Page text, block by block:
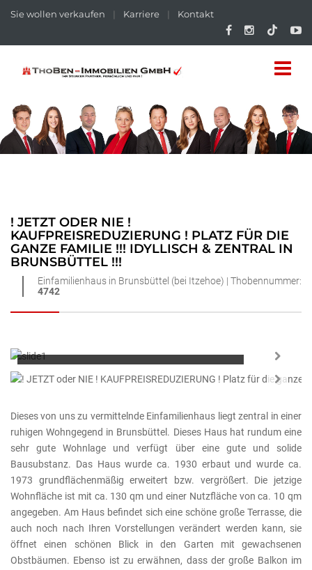
Sie wollen verkaufen | Karriere | Kontakt
! JETZT ODER NIE !
KAUFPREISREDUZIERUNG ! PLATZ FÜR DIE
GANZE FAMILIE !!! IDYLLISCH & ZENTRAL IN
BRUNSBÜTTEL !!!
Einfamilienhaus in Brunsbüttel (bei Itzehoe) | Thobennummer:
4742
Next
Dieses von uns zu vermittelnde Einfamilienhaus liegt zentral in einer
ruhigen Wohngegend in Brunsbüttel. Dieses Haus hat rundum eine
sehr gute Wohnlage und verfügt über eine gute und solide
Bausubstanz. Das Haus wurde ca. 1930 erbaut und wurde ca.
1973 grundflächenmäßig erweitert bzw. vergrößert. Die jetzige
Wohnfläche ist mit ca. 130 qm und einer Nutzfläche von ca. 10 qm
angegeben. Am Haus befindet sich eine schöne große Terrasse, die
auch noch nach Ihren Vorstellungen verändert werden kann, sie
öffnet einen schönen Blick in den Garten mit gewachsenen
Obstbäumen. Ebenso ist zu erwähnen, dass der große Balkon im